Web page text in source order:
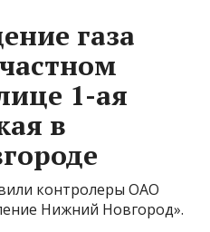
газа
1-ая
в
контролеры ОАО
Нижний Новгород».